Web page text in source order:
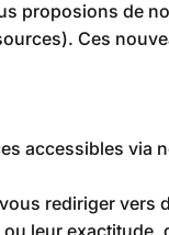
proposions de
Ces
accessibles via
rediriger
ou leur